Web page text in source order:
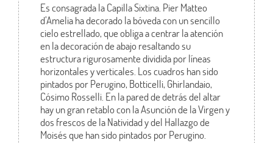
Es consagrada la Capilla Sixtina. Pier Matteo
d’Amelia ha decorado la bóveda con un sencillo
cielo estrellado, que obliga a centrar la atención
en la decoración de abajo resaltando su
estructura rigurosamente dividida por líneas
horizontales y verticales. Los cuadros han sido
pintados por Perugino, Botticelli, Ghirlandaio,
Cósimo Rosselli. En la pared de detrás del altar
hay un gran retablo con la Asunción de la Virgen y
dos frescos de la Natividad y del Hallazgo de
Moisés que han sido pintados por Perugino.